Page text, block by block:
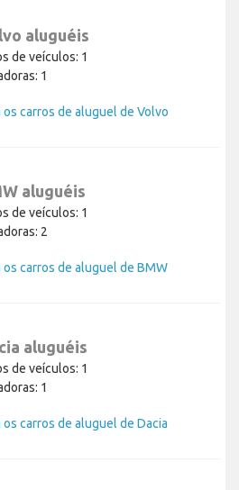
aluguéis
de veículos: 1
1
os carros de aluguel de Volvo
aluguéis
de veículos: 1
2
os carros de aluguel de BMW
aluguéis
de veículos: 1
1
os carros de aluguel de Dacia